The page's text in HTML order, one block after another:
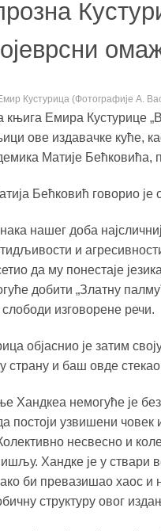
Кустурица (Фотографије А.
књига Емира Кустурице
ове издавачке куће,
Матије
Бећковић говорио
нашег доба
и
да му понестаје
добити „Златну
изговорене речи.
објаснио је затим
страну и баш овде
Хандкеа немогуће је
постоји узвишени човек
несвесно и
Хандке је у ствари
би превазишао хаос и
структуру овог